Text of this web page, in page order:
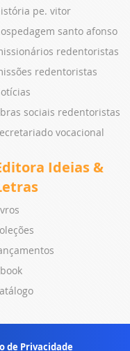
pe. vitor
santo afonso
redentoristas
redentoristas
sociais redentoristas
vocacional
Ideias &
de Privacidade